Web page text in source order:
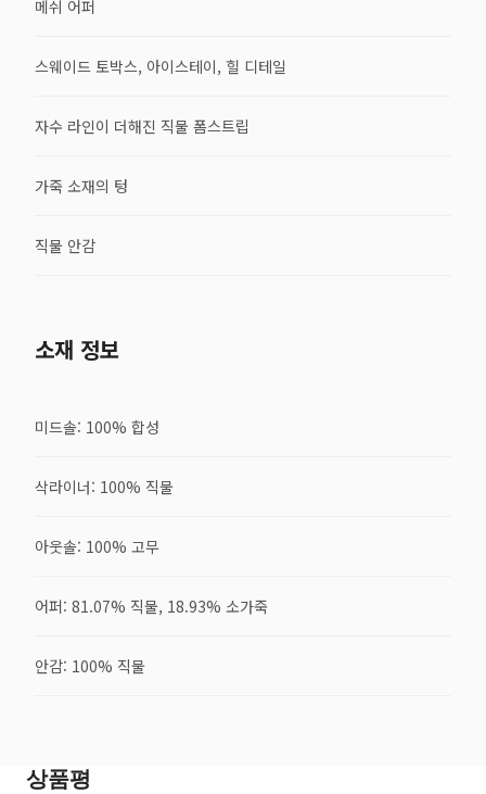
메쉬 어퍼
스웨이드 토박스, 아이스테이, 힐 디테일
자수 라인이 더해진 직물 폼스트립
가죽 소재의 텅
직물 안감
소재 정보
미드솔: 100% 합성
삭라이너: 100% 직물
아웃솔: 100% 고무
어퍼: 81.07% 직물, 18.93% 소가죽
안감: 100% 직물
상품평